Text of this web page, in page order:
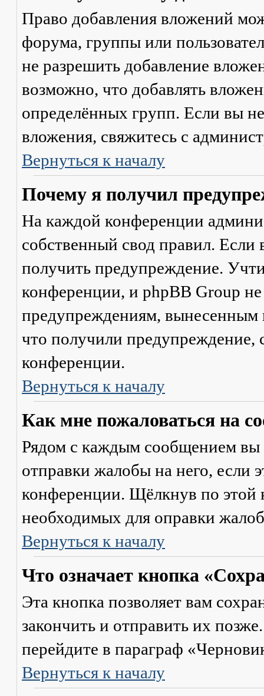
Право добавления вложений
форума, группы или
не разрешить добавление
возможно, что добавлять
определённых групп. Если вы
вложения, свяжитесь с
Вернуться к началу
Почему я получил
На каждой конференции
собственный свод правил.
получить предупреждение.
конференции, и phpBB Group
предупреждениям, вынесенным
что получили предупреждение,
конференции.
Вернуться к началу
Как мне пожаловаться на
Рядом с каждым сообщением вы
отправки жалобы на него, если
конференции. Щёлкнув по этой
необходимых для оправки
Вернуться к началу
Что означает кнопка
Эта кнопка позволяет вам
закончить и отправить их
перейдите в параграф
Вернуться к началу